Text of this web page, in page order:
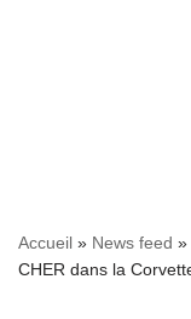
Accueil » News feed »
CHER dans la